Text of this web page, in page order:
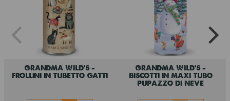
grandma wild’s -
frollini in tubetto gatti
grandma wild's –
biscotti in maxi tubo
pupazzo di neve